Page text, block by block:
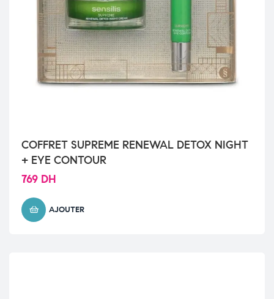
COFFRET SUPREME RENEWAL DETOX NIGHT
+ EYE CONTOUR
769 DH
AJOUTER